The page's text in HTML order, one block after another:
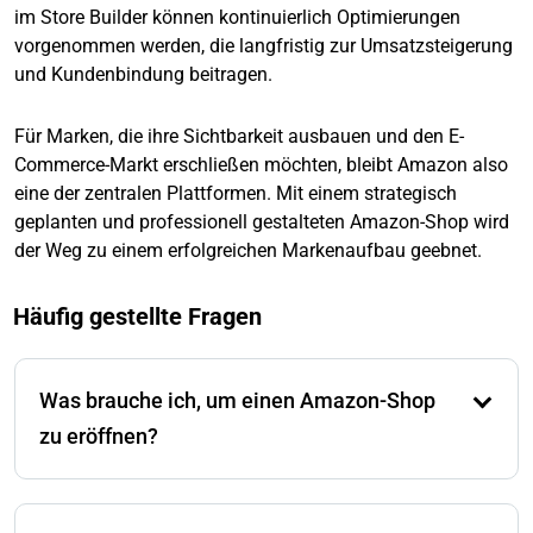
im Store Builder können kontinuierlich Optimierungen
vorgenommen werden, die langfristig zur Umsatzsteigerung
und Kundenbindung beitragen.
Für Marken, die ihre Sichtbarkeit ausbauen und den E-
Commerce-Markt erschließen möchten, bleibt Amazon also
eine der zentralen Plattformen. Mit einem strategisch
geplanten und professionell gestalteten Amazon-Shop wird
der Weg zu einem erfolgreichen Markenaufbau geebnet.
Häufig gestellte Fragen
Was brauche ich, um einen Amazon-Shop
zu eröffnen?